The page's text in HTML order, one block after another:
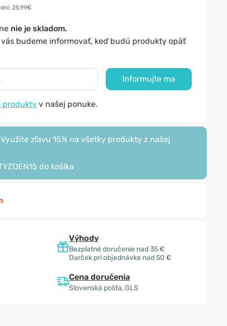
25,99€
nie je skladom.
budeme informovať, keď budú produkty opäť
Informujte ma
produkty v našej ponuke.
Využite zľavu 15% na všetky produkty z našej
do košíka
Výhody
Bezplatné doručenie nad 35 €
Darček pri objednávke nad 50 €
Cena doručenia
Slovenská pošta, GLS